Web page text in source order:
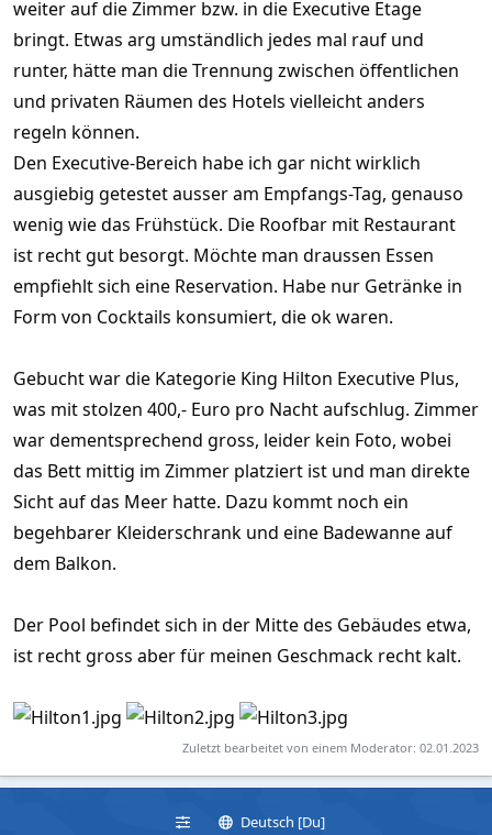
weiter auf die Zimmer bzw. in die Executive Etage
bringt. Etwas arg umständlich jedes mal rauf und
runter, hätte man die Trennung zwischen öffentlichen
und privaten Räumen des Hotels vielleicht anders
regeln können.
Den Executive-Bereich habe ich gar nicht wirklich
ausgiebig getestet ausser am Empfangs-Tag, genauso
wenig wie das Frühstück. Die Roofbar mit Restaurant
ist recht gut besorgt. Möchte man draussen Essen
empfiehlt sich eine Reservation. Habe nur Getränke in
Form von Cocktails konsumiert, die ok waren.
Gebucht war die Kategorie King Hilton Executive Plus,
was mit stolzen 400,- Euro pro Nacht aufschlug. Zimmer
war dementsprechend gross, leider kein Foto, wobei
das Bett mittig im Zimmer platziert ist und man direkte
Sicht auf das Meer hatte. Dazu kommt noch ein
begehbarer Kleiderschrank und eine Badewanne auf
dem Balkon.
Der Pool befindet sich in der Mitte des Gebäudes etwa,
ist recht gross aber für meinen Geschmack recht kalt.
Zuletzt bearbeitet von einem Moderator: 02.01.2023
Deutsch [Du]